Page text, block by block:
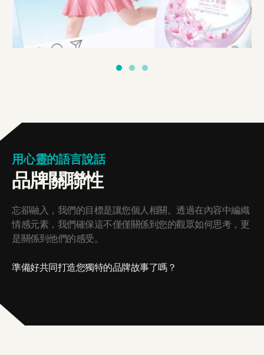
用心靈的語言說話
品牌關聯性
忘卻融入，我們的目標是讓您個人相關。透過在內容中編織
情感元素，我們確保這不僅僅關係到您的觀眾如何思考，更
是關係到他們的感受。
準備好共同打造您獨特的品牌故事了嗎？